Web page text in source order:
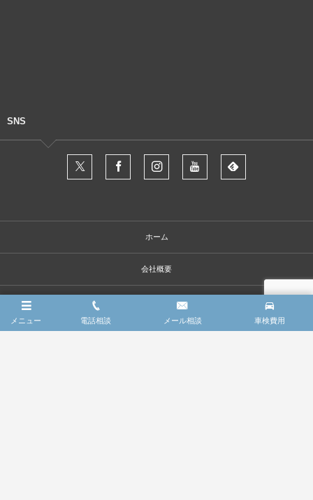
SNS
ホーム
会社概要
車検整備の点検項目
車検費用
メニュー 電話相談 メール相談 車検費用